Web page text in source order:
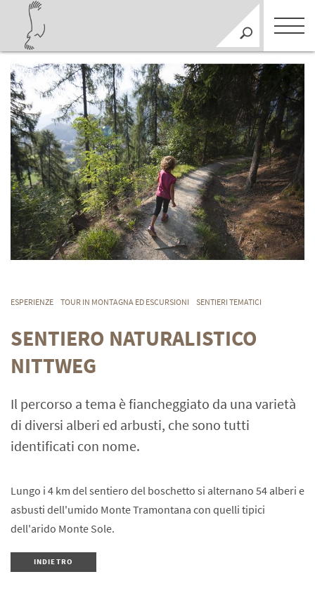
ESPERIENZE TOUR IN MONTAGNA ED ESCURSIONI SENTIERI TEMATICI
SENTIERO NATURALISTICO
NITTWEG
Il percorso a tema è fiancheggiato da una varietà
di diversi alberi ed arbusti, che sono tutti
identificati con nome.
Lungo i 4 km del sentiero del boschetto si alternano 54 alberi e
asbusti dell'umido Monte Tramontana con quelli tipici
dell'arido Monte Sole.
INDIETRO